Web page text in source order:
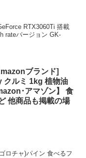
RTX3060Ti 搭載
rateバージョン GK-
ブランド]
クルミ 1kg 植物油
･アマゾン】 食
他商品も掲載の場
ロチャ)パイン 食べるフ